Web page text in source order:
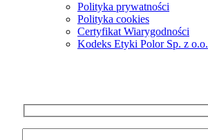
Polityka prywatności
Polityka cookies
Certyfikat Wiarygodności
Kodeks Etyki Polor Sp. z o.o.